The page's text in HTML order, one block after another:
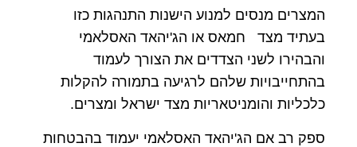
המצרים מנסים למנוע הישנות התנהגות כזו
בעתיד מצד חמאס או הג'יהאד האסלאמי
והבהירו לשני הצדדים את הצורך לעמוד
בהתחייבויות שלהם לרגיעה בתמורה להקלות
כלכליות והומניטאריות מצד ישראל ומצרים.
ספק רב אם הג'יהאד האסלאמי יעמוד בהבטחות